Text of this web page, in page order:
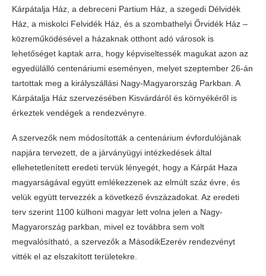
Kárpátalja Ház, a debreceni Partium Ház, a szegedi Délvidék
Ház, a miskolci Felvidék Ház, és a szombathelyi Őrvidék Ház –
közreműködésével a házaknak otthont adó városok is
lehetőséget kaptak arra, hogy képviseltessék magukat azon az
egyedülálló centenáriumi eseményen, melyet szeptember 26-án
tartottak meg a királyszállási Nagy-Magyarország Parkban. A
Kárpátalja Ház szervezésében Kisvárdáról és környékéről is
érkeztek vendégek a rendezvényre.
A szervezők nem módosították a centenárium évfordulójának
napjára tervezett, de a járványügyi intézkedések által
ellehetetlenített eredeti tervük lényegét, hogy a Kárpát Haza
magyarságával együtt emlékezzenek az elmúlt száz évre, és
velük együtt tervezzék a következő évszázadokat. Az eredeti
terv szerint 1100 külhoni magyar lett volna jelen a Nagy-
Magyarország parkban, mivel ez továbbra sem volt
megvalósítható, a szervezők a MásodikEzerév rendezvényt
vitték el az elszakított területekre.